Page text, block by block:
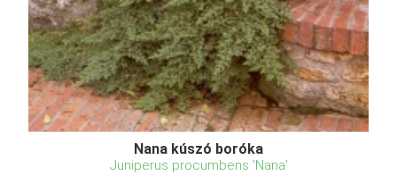
Nana kúszó boróka
Juniperus procumbens 'Nana'